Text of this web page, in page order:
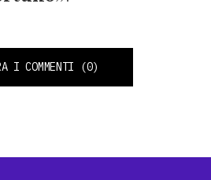
I COMMENTI (0)